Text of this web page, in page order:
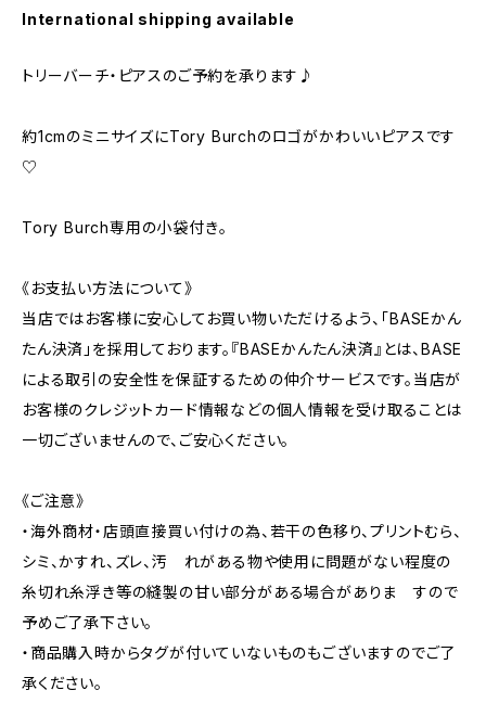
International shipping available
トリーバーチ・ピアスのご予約を承ります♪
約1cmのミニサイズにTory Burchのロゴがかわいいピアスです
♡
Tory Burch専用の小袋付き。
《お支払い方法について》
当店ではお客様に安心してお買い物いただけるよう、「BASEかん
たん決済」を採用しております。『BASEかんたん決済』とは、BASE
による取引の安全性を保証するための仲介サービスです。当店が
お客様のクレジットカード情報などの個人情報を受け取ることは
一切ございませんので、ご安心ください。
《ご注意》
・海外商材・店頭直接買い付けの為、若干の色移り、プリントむら、
シミ、かすれ、ズレ、汚 れがある物や使用に問題がない程度の
糸切れ糸浮き等の縫製の甘い部分がある場合がありま すので
予めご了承下さい。
・商品購入時からタグが付いていないものもございますのでご了
承ください。